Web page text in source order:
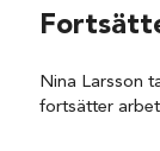
Nina Larsson
fortsätter